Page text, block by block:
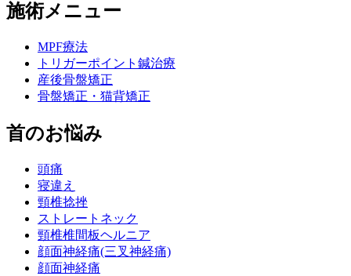
施術メニュー
MPF療法
トリガーポイント鍼治療
産後骨盤矯正
骨盤矯正・猫背矯正
首のお悩み
頭痛
寝違え
頸椎捻挫
ストレートネック
頸椎椎間板ヘルニア
顔面神経痛(三叉神経痛)
顔面神経痛